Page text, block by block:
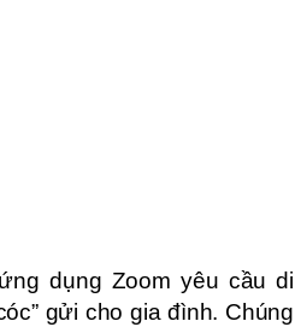
dụng Zoom yêu cầu di
gửi cho gia đình. Chúng